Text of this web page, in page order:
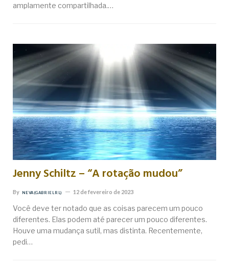
amplamente compartilhada.…
Jenny Schiltz – “A rotação mudou”
By NEVA (GABRIEL RL) 12 de fevereiro de 2023
Você deve ter notado que as coisas parecem um pouco
diferentes. Elas podem até parecer um pouco diferentes.
Houve uma mudança sutil, mas distinta. Recentemente,
pedi…